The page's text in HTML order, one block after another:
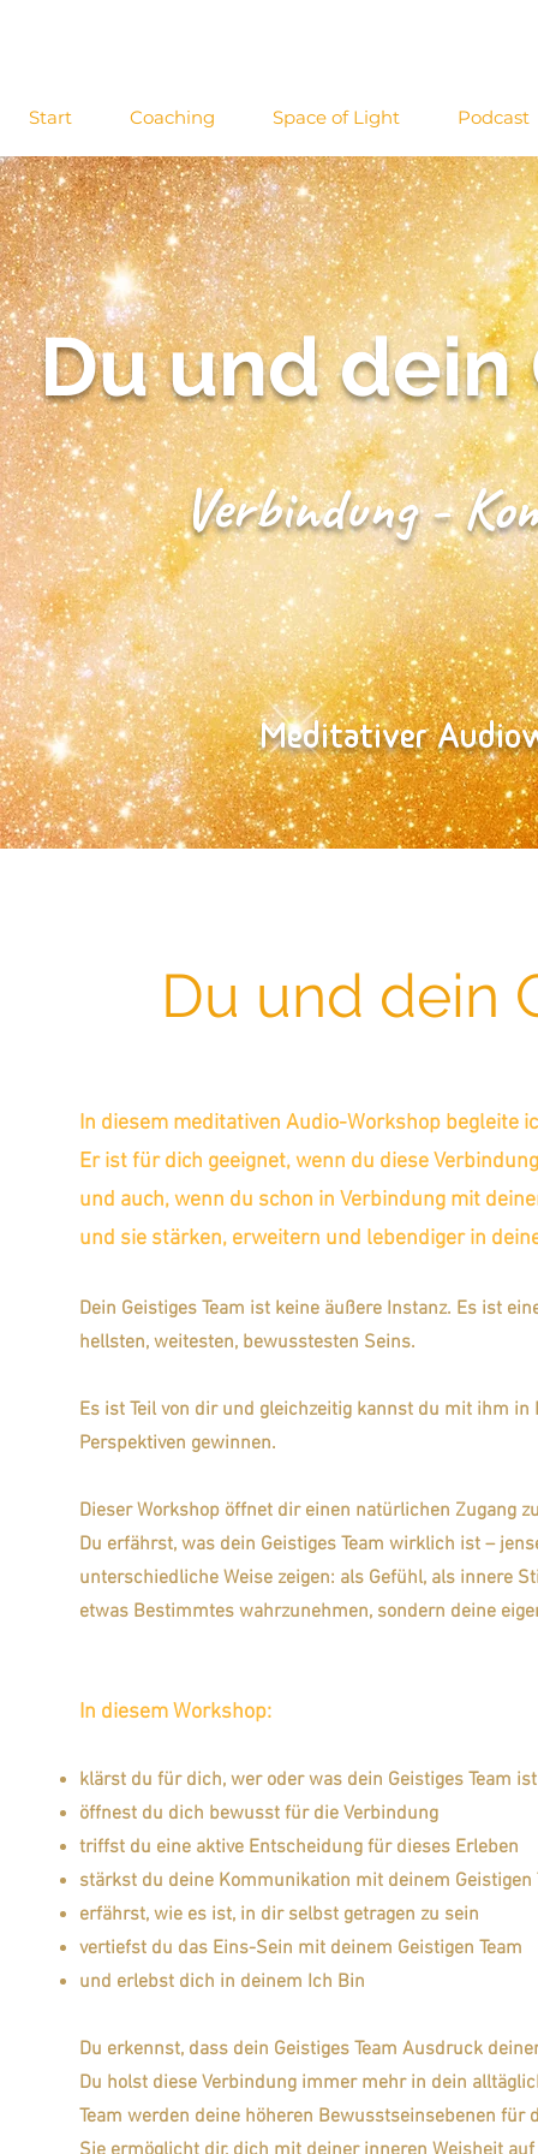
Start Coaching Space of Light Podcast
Duund dein
Verbindung -
Meditativer
Du und dein
In diesem meditativen Audio-Workshop begleite
Er ist für dich geeignet, wenn du diese
und auch, wenn du schon in Verbindung mit
und sie stärken, erweitern und lebendiger in
Dein Geistiges Team ist keine äußere Instanz. Es ist
hellsten, weitesten, bewusstesten Seins.
Es ist Teil von dir und gleichzeitig kannst du mit ihm
Perspektiven gewinnen.
Dieser Workshop öffnet dir einen natürlichen Zugang
Du erfährst, was dein Geistiges Team wirklich ist –
unterschiedliche Weise zeigen: als Gefühl, als innere
etwas Bestimmtes wahrzunehmen, sondern deine
In diesem Workshop:
klärst du für dich, wer oder was dein Geistiges Team ist
öffnest du dich bewusst für die Verbindung
triffst du eine aktive Entscheidung für dieses Erleben
stärkst du deine Kommunikation mit deinem Geistigen
erfährst, wie es ist, in dir selbst getragen zu sein
vertiefst du das Eins-Sein mit deinem Geistigen Team
und erlebst dich in deinem Ich Bin
Du erkennst, dass dein Geistiges Team Ausdruck
Du holst diese Verbindung immer mehr in dein
Team werden deine höheren Bewusstseinsebenen